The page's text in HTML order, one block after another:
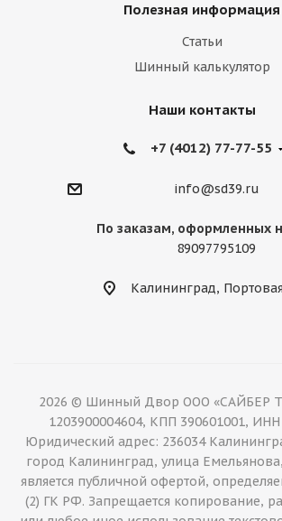
Полезная информация
Статьи
Шинный калькулятор
Наши контакты
+7 (4012) 77-77-55
info@sd39.ru
По заказам, оформленных
89097795109
Калининград,
2026 © Шинный Двор ООО «САЙБЕР
1203900004604, КПП 390601001, ИНН
Юридический адрес: 236034
город Калининград, улица
является публичной офертой,
(2) ГК РФ. Запрещается копирование,